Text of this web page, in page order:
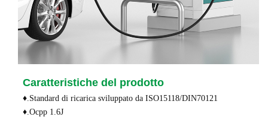
Caratteristiche del prodotto
♦.Standard di ricarica sviluppato da ISO15118/DIN70121
♦.Ocpp 1.6J